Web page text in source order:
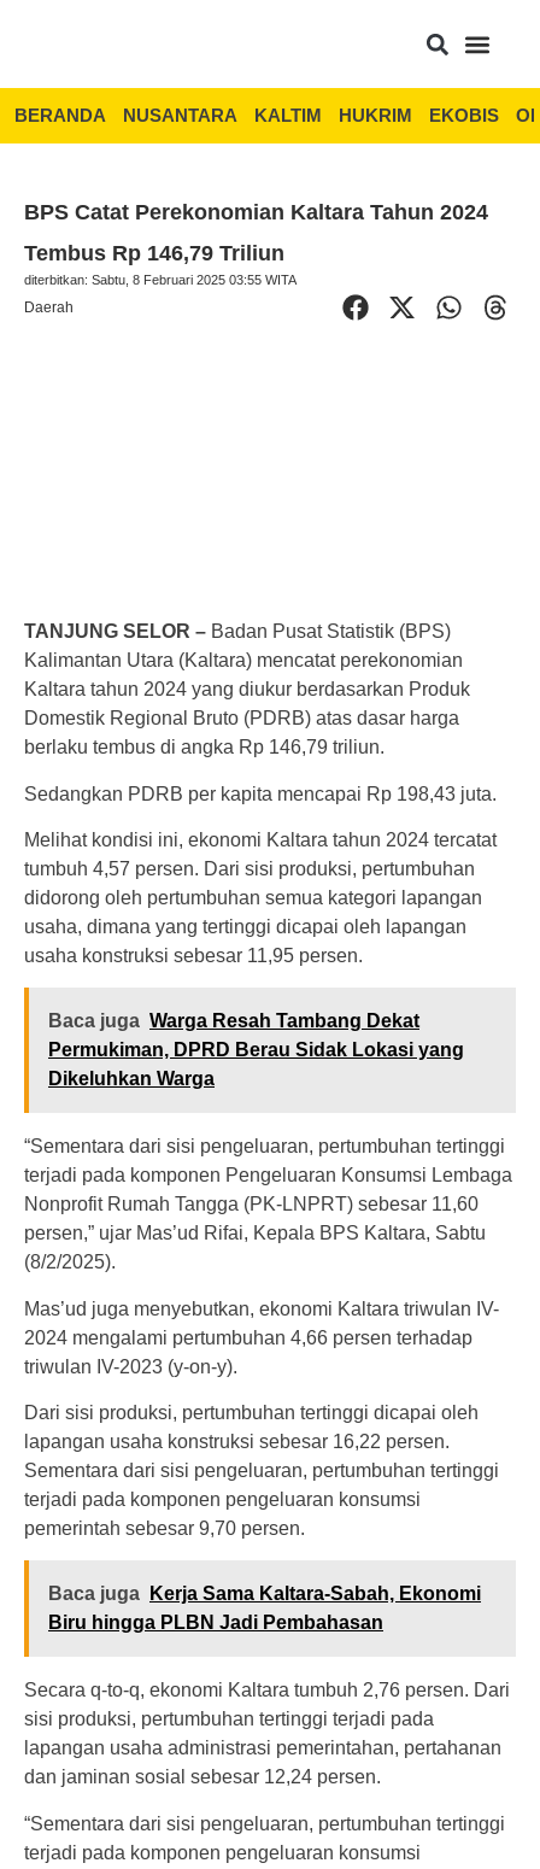
BERANDA NUSANTARA KALTIM HUKRIM EKOBIS
BPS Catat Perekonomian Kaltara Tahun 2024
Tembus Rp 146,79 Triliun
diterbitkan: Sabtu, 8 Februari 2025 03:55 WITA
Daerah
TANJUNG SELOR – Badan Pusat Statistik (BPS)
Kalimantan Utara (Kaltara) mencatat perekonomian
Kaltara tahun 2024 yang diukur berdasarkan Produk
Domestik Regional Bruto (PDRB) atas dasar harga
berlaku tembus di angka Rp 146,79 triliun.
Sedangkan PDRB per kapita mencapai Rp 198,43 juta.
Melihat kondisi ini, ekonomi Kaltara tahun 2024 tercatat
tumbuh 4,57 persen. Dari sisi produksi, pertumbuhan
didorong oleh pertumbuhan semua kategori lapangan
usaha, dimana yang tertinggi dicapai oleh lapangan
usaha konstruksi sebesar 11,95 persen.
Baca juga Warga Resah Tambang Dekat
Permukiman, DPRD Berau Sidak Lokasi yang
Dikeluhkan Warga
“Sementara dari sisi pengeluaran, pertumbuhan tertinggi
terjadi pada komponen Pengeluaran Konsumsi Lembaga
Nonprofit Rumah Tangga (PK-LNPRT) sebesar 11,60
persen,” ujar Mas’ud Rifai, Kepala BPS Kaltara, Sabtu
(8/2/2025).
Mas’ud juga menyebutkan, ekonomi Kaltara triwulan IV-
2024 mengalami pertumbuhan 4,66 persen terhadap
triwulan IV-2023 (y-on-y).
Dari sisi produksi, pertumbuhan tertinggi dicapai oleh
lapangan usaha konstruksi sebesar 16,22 persen.
Sementara dari sisi pengeluaran, pertumbuhan tertinggi
terjadi pada komponen pengeluaran konsumsi
pemerintah sebesar 9,70 persen.
Baca juga
Kerja Sama Kaltara-Sabah, Ekonomi
Biru hingga PLBN Jadi Pembahasan
Secara q-to-q, ekonomi Kaltara tumbuh 2,76 persen. Dari
sisi produksi, pertumbuhan tertinggi terjadi pada
lapangan usaha administrasi pemerintahan, pertahanan
dan jaminan sosial sebesar 12,24 persen.
“Sementara dari sisi pengeluaran, pertumbuhan tertinggi
terjadi pada komponen pengeluaran konsumsi